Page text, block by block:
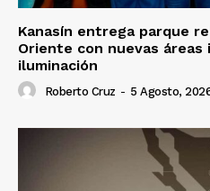
Kanasín entrega parque
Oriente con nuevas
iluminación
Roberto Cruz - 5 Agosto,